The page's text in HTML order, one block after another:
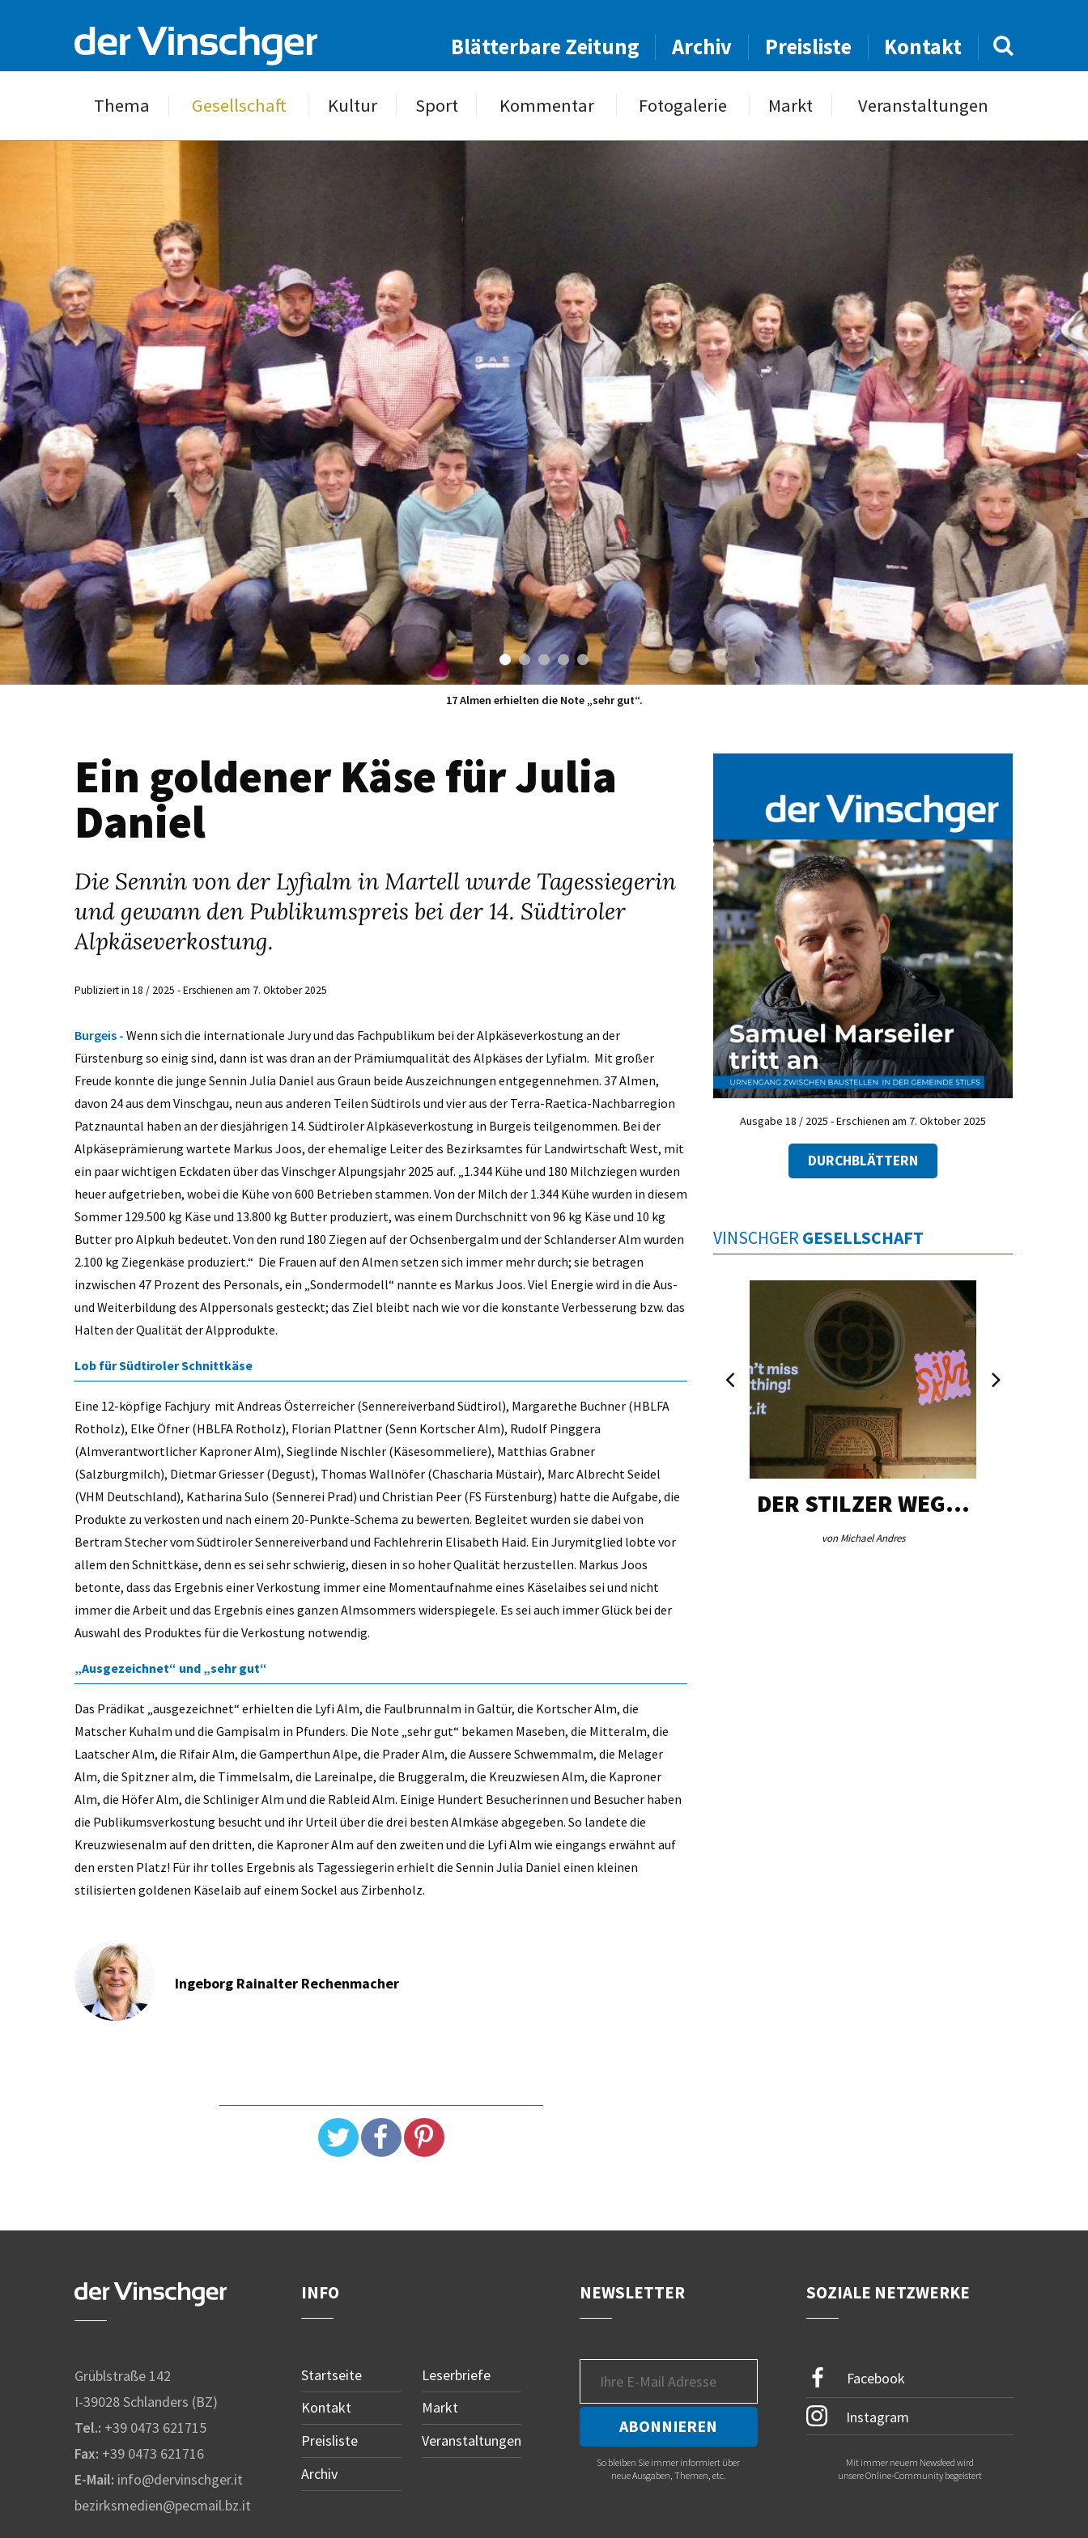
Blätterbare Zeitung Archiv Preisliste Kontakt
Thema Gesellschaft Kultur Sport Kommentar Fotogalerie Markt Veranstaltungen
17 Almen erhielten die Note „sehr gut“.
Ein goldener Käse für Julia
Daniel
Die Sennin von der Lyfialm in Martell wurde Tagessiegerin
und gewann den Publikumspreis bei der 14. Südtiroler
Alpkäseverkostung.
Publiziert in 18 / 2025 - Erschienen am 7. Oktober 2025
Burgeis - Wenn sich die internationale Jury und das Fachpublikum bei der Alpkäseverkostung an der
Fürstenburg so einig sind, dann ist was dran an der Prämiumqualität des Alpkäses der Lyfialm. Mit großer
Freude konnte die junge Sennin Julia Daniel aus Graun beide Auszeichnungen entgegennehmen. 37 Almen,
davon 24 aus dem Vinschgau, neun aus anderen Teilen Südtirols und vier aus der Terra-Raetica-Nachbarregion
Patznauntal haben an der diesjährigen 14. Südtiroler Alpkäseverkostung in Burgeis teilgenommen. Bei der
Alpkäseprämierung wartete Markus Joos, der ehemalige Leiter des Bezirksamtes für Landwirtschaft West, mit
ein paar wichtigen Eckdaten über das Vinschger Alpungsjahr 2025 auf. „1.344 Kühe und 180 Milchziegen wurden
heuer aufgetrieben, wobei die Kühe von 600 Betrieben stammen. Von der Milch der 1.344 Kühe wurden in diesem
Sommer 129.500 kg Käse und 13.800 kg Butter produziert, was einem Durchschnitt von 96 kg Käse und 10 kg
Butter pro Alpkuh bedeutet. Von den rund 180 Ziegen auf der Ochsenbergalm und der Schlanderser Alm wurden
2.100 kg Ziegenkäse produziert.“ Die Frauen auf den Almen setzen sich immer mehr durch; sie betragen
inzwischen 47 Prozent des Personals, ein „Sondermodell“ nannte es Markus Joos. Viel Energie wird in die Aus-
und Weiterbildung des Alppersonals gesteckt; das Ziel bleibt nach wie vor die konstante Verbesserung bzw. das
Halten der Qualität der Alpprodukte.
Lob für Südtiroler Schnittkäse
Eine 12-köpfige Fachjury mit Andreas Österreicher (Sennereiverband Südtirol), Margarethe Buchner (HBLFA
Rotholz), Elke Öfner (HBLFA Rotholz), Florian Plattner (Senn Kortscher Alm), Rudolf Pinggera
(Almverantwortlicher Kaproner Alm), Sieglinde Nischler (Käsesommeliere), Matthias Grabner
(Salzburgmilch), Dietmar Griesser (Degust), Thomas Wallnöfer (Chascharia Müstair), Marc Albrecht Seidel
(VHM Deutschland), Katharina Sulo (Sennerei Prad) und Christian Peer (FS Fürstenburg) hatte die Aufgabe, die
Produkte zu verkosten und nach einem 20-Punkte-Schema zu bewerten. Begleitet wurden sie dabei von
Bertram Stecher vom Südtiroler Sennereiverband und Fachlehrerin Elisabeth Haid. Ein Jurymitglied lobte vor
allem den Schnittkäse, denn es sei sehr schwierig, diesen in so hoher Qualität herzustellen. Markus Joos
betonte, dass das Ergebnis einer Verkostung immer eine Momentaufnahme eines Käselaibes sei und nicht
immer die Arbeit und das Ergebnis eines ganzen Almsommers widerspiegele. Es sei auch immer Glück bei der
Auswahl des Produktes für die Verkostung notwendig.
„Ausgezeichnet“ und „sehr gut“
Das Prädikat „ausgezeichnet“ erhielten die Lyfi Alm, die Faulbrunnalm in Galtür, die Kortscher Alm, die
Matscher Kuhalm und die Gampisalm in Pfunders. Die Note „sehr gut“ bekamen Maseben, die Mitteralm, die
Laatscher Alm, die Rifair Alm, die Gamperthun Alpe, die Prader Alm, die Aussere Schwemmalm, die Melager
Alm, die Spitzner alm, die Timmelsalm, die Lareinalpe, die Bruggeralm, die Kreuzwiesen Alm, die Kaproner
Alm, die Höfer Alm, die Schliniger Alm und die Rableid Alm. Einige Hundert Besucherinnen und Besucher haben
die Publikumsverkostung besucht und ihr Urteil über die drei besten Almkäse abgegeben. So landete die
Kreuzwiesenalm auf den dritten, die Kaproner Alm auf den zweiten und die Lyfi Alm wie eingangs erwähnt auf
den ersten Platz! Für ihr tolles Ergebnis als Tagessiegerin erhielt die Sennin Julia Daniel einen kleinen
stilisierten goldenen Käselaib auf einem Sockel aus Zirbenholz.
Ingeborg Rainalter Rechenmacher
Ausgabe 18 / 2025 - Erschienen am 7. Oktober 2025
DURCHBLÄTTERN
VINSCHGER GESELLSCHAFT
DER STILZER WEG…
von Michael Andres
Grüblstraße 142
I-39028 Schlanders (BZ)
Tel.: +39 0473 621715
Fax: +39 0473 621716
E-Mail: info@dervinschger.it
bezirksmedien@pecmail.bz.it
INFO
Startseite
Kontakt
Preisliste
Archiv
Leserbriefe
Markt
Veranstaltungen
NEWSLETTER
So bleiben Sie immer informiert über
neue Ausgaben, Themen, etc.
SOZIALE NETZWERKE
Facebook
Instagram
Mit immer neuem Newsfeed wird
unsere Online-Community begeistert